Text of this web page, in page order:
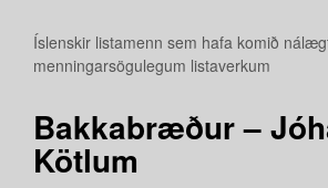
Íslenskir listamenn sem hafa komið
menningarsögulegum listaverkum
Bakkabræður –
Kötlum